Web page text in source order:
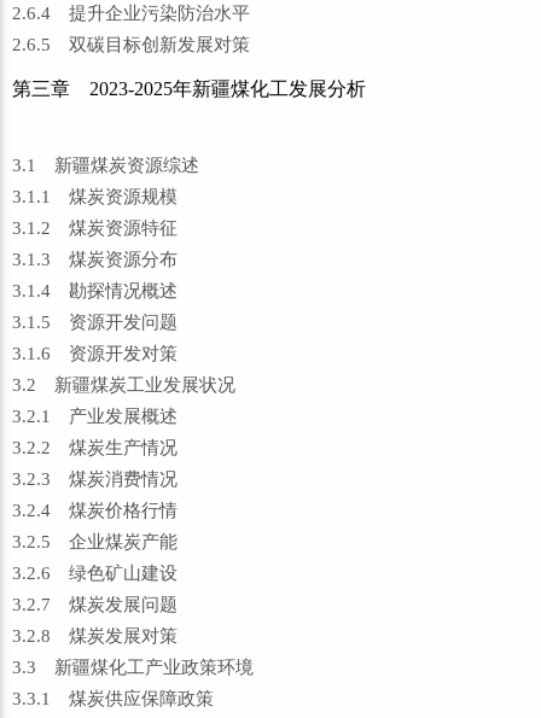
2.6.4 提升企业污染防治水平
2.6.5 双碳目标创新发展对策
第三章 2023-2025年新疆煤化工发展分析
3.1 新疆煤炭资源综述
3.1.1 煤炭资源规模
3.1.2 煤炭资源特征
3.1.3 煤炭资源分布
3.1.4 勘探情况概述
3.1.5 资源开发问题
3.1.6 资源开发对策
3.2 新疆煤炭工业发展状况
3.2.1 产业发展概述
3.2.2 煤炭生产情况
3.2.3 煤炭消费情况
3.2.4 煤炭价格行情
3.2.5 企业煤炭产能
3.2.6 绿色矿山建设
3.2.7 煤炭发展问题
3.2.8 煤炭发展对策
3.3 新疆煤化工产业政策环境
3.3.1 煤炭供应保障政策